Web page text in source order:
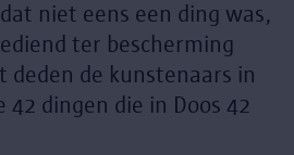
niet eens een ding was,
ter bescherming
deden de kunstenaars in
42 dingen die in Doos 42